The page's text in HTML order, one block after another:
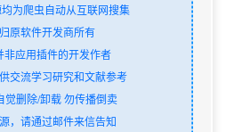
为爬虫自动从互联网搜集
原软件开发商所有
应用插件的开发作者
交流学习研究和文献参考
删除/卸载 勿传播倒卖
，请通过邮件来信告知